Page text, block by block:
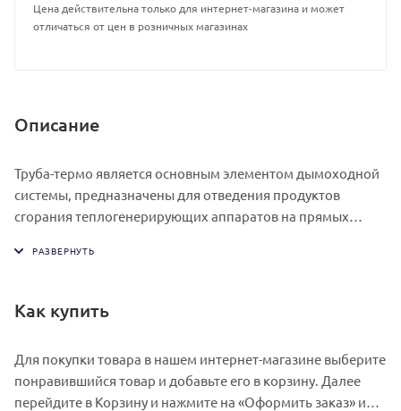
Цена действительна только для интернет-магазина и может
отличаться от цен в розничных магазинах
Описание
Труба-термо является основным элементом дымоходной
системы, предназначены для отведения продуктов
сгорания теплогенерирующих аппаратов на прямых
Как купить
Для покупки товара в нашем интернет-магазине выберите
понравившийся товар и добавьте его в корзину. Далее
перейдите в Корзину и нажмите на «Оформить заказ» или